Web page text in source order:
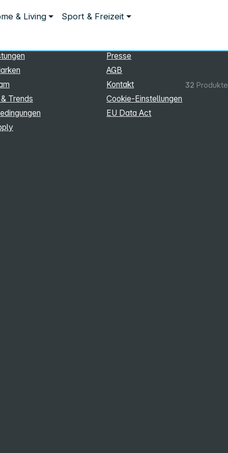
& Living Sport & Freizeit
32 Produkte
Trends
Presse
AGB
Kontakt
Cookie‑Einstellungen
EU Data Act